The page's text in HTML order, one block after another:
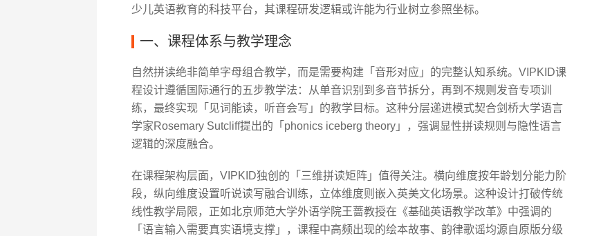
少儿英语教育的科技平台，其课程研发逻辑或许能为行业树立参照坐标。
一、课程体系与教学理念
自然拼读绝非简单字母组合教学，而是需要构建「音形对应」的完整认知系统。VIPKID课
程设计遵循国际通行的五步教学法：从单音识别到多音节拆分，再到不规则发音专项训
练，最终实现「见词能读，听音会写」的教学目标。这种分层递进模式契合剑桥大学语言
学家Rosemary Sutcliff提出的「phonics iceberg theory」，强调显性拼读规则与隐性语言
逻辑的深度融合。
在课程架构层面，VIPKID独创的「三维拼读矩阵」值得关注。横向维度按年龄划分能力阶
段，纵向维度设置听说读写融合训练，立体维度则嵌入英美文化场景。这种设计打破传统
线性教学局限，正如北京师范大学外语学院王蔷教授在《基础英语教学改革》中强调的
「语言输入需要真实语境支撑」，课程中高频出现的绘本故事、韵律歌谣均源自原版分级